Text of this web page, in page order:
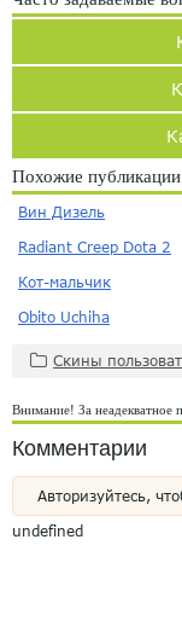
Похожие публикации
Вин Дизель
Radiant Creep Dota 2
Кот-мальчик
Obito Uchiha
Скины
Внимание! За неадекватное
Комментарии
Авторизуйтесь,
undefined